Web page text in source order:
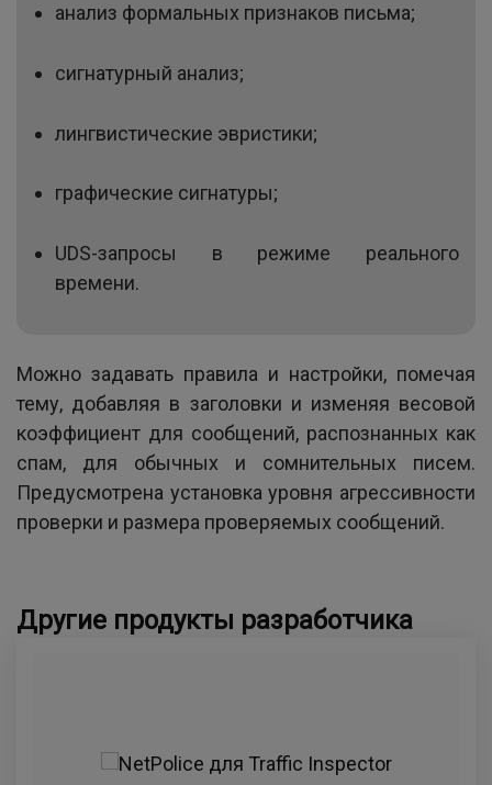
анализ формальных признаков письма;
сигнатурный анализ;
лингвистические эвристики;
графические сигнатуры;
UDS-запросы в режиме реального
времени.
Можно задавать правила и настройки, помечая
тему, добавляя в заголовки и изменяя весовой
коэффициент для сообщений, распознанных как
спам, для обычных и сомнительных писем.
Предусмотрена установка уровня агрессивности
проверки и размера проверяемых сообщений.
Другие продукты разработчика